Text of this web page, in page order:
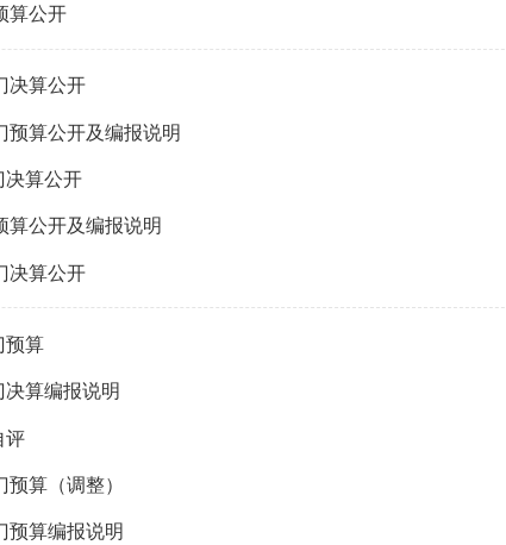
算公开
决算公开
算公开及编报说明
决算公开
公开及编报说明
决算公开
预算
算编报说明
评
算（调整）
预算编报说明